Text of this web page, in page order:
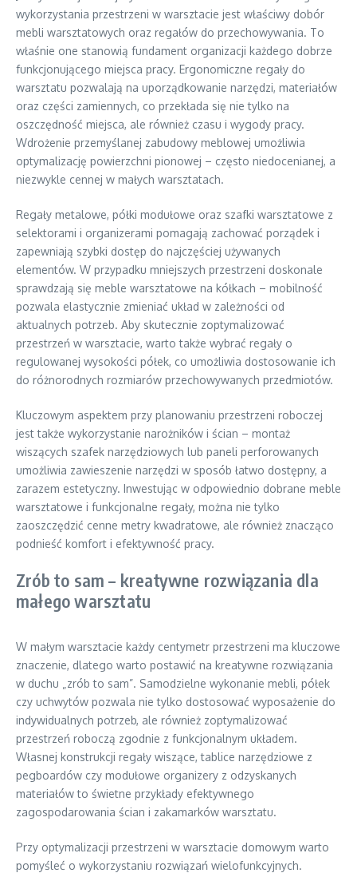
wykorzystania przestrzeni w warsztacie jest właściwy dobór
mebli warsztatowych oraz regałów do przechowywania. To
właśnie one stanowią fundament organizacji każdego dobrze
funkcjonującego miejsca pracy. Ergonomiczne regały do
warsztatu pozwalają na uporządkowanie narzędzi, materiałów
oraz części zamiennych, co przekłada się nie tylko na
oszczędność miejsca, ale również czasu i wygody pracy.
Wdrożenie przemyślanej zabudowy meblowej umożliwia
optymalizację powierzchni pionowej – często niedocenianej, a
niezwykle cennej w małych warsztatach.
Regały metalowe, półki modułowe oraz szafki warsztatowe z
selektorami i organizerami pomagają zachować porządek i
zapewniają szybki dostęp do najczęściej używanych
elementów. W przypadku mniejszych przestrzeni doskonale
sprawdzają się meble warsztatowe na kółkach – mobilność
pozwala elastycznie zmieniać układ w zależności od
aktualnych potrzeb. Aby skutecznie zoptymalizować
przestrzeń w warsztacie, warto także wybrać regały o
regulowanej wysokości półek, co umożliwia dostosowanie ich
do różnorodnych rozmiarów przechowywanych przedmiotów.
Kluczowym aspektem przy planowaniu przestrzeni roboczej
jest także wykorzystanie narożników i ścian – montaż
wiszących szafek narzędziowych lub paneli perforowanych
umożliwia zawieszenie narzędzi w sposób łatwo dostępny, a
zarazem estetyczny. Inwestując w odpowiednio dobrane meble
warsztatowe i funkcjonalne regały, można nie tylko
zaoszczędzić cenne metry kwadratowe, ale również znacząco
podnieść komfort i efektywność pracy.
Zrób to sam – kreatywne rozwiązania dla
małego warsztatu
W małym warsztacie każdy centymetr przestrzeni ma kluczowe
znaczenie, dlatego warto postawić na kreatywne rozwiązania
w duchu „zrób to sam”. Samodzielne wykonanie mebli, półek
czy uchwytów pozwala nie tylko dostosować wyposażenie do
indywidualnych potrzeb, ale również zoptymalizować
przestrzeń roboczą zgodnie z funkcjonalnym układem.
Własnej konstrukcji regały wiszące, tablice narzędziowe z
pegboardów czy modułowe organizery z odzyskanych
materiałów to świetne przykłady efektywnego
zagospodarowania ścian i zakamarków warsztatu.
Przy optymalizacji przestrzeni w warsztacie domowym warto
pomyśleć o wykorzystaniu rozwiązań wielofunkcyjnych.